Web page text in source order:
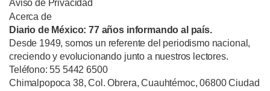
Aviso de Privacidad
Acerca de
Diario de México: 77 años informando al país.
Desde 1949, somos un referente del periodismo nacional,
creciendo y evolucionando junto a nuestros lectores.
Teléfono: 55 5442 6500
Chimalpopoca 38, Col. Obrera, Cuauhtémoc, 06800 Ciudad